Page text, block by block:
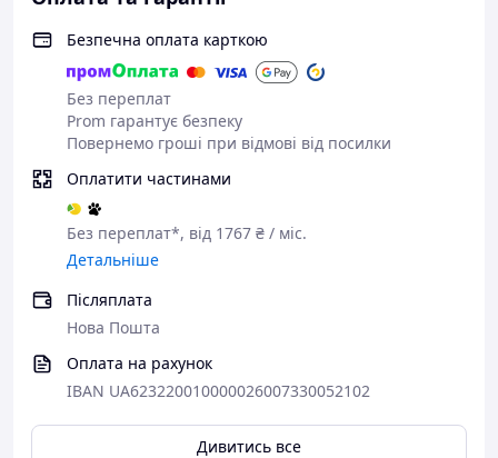
служити вам не менше 15 років.
Вигідність: менше затрат на купівлю,
встановлення, експлуатацію.
Автономність: незалежні від водо-,
електропостачання, коливань тиску в газовій
мережі, морозостійкі.
Продуманість: автоматика італійської фірми
До конвекторів АКОГ - безкоштовна доставка по
Україні! :-)Відправляємо до відділень національної
служби доставки Інтайм або Нова Пошта за наш
Безпечна оплата карткою
Без переплат
Prom гарантує безпеку
Повернемо гроші при відмові від посилки
Оплатити частинами
Без переплат*, від 1767 ₴ / міс.
Детальніше
Післяплата
Нова Пошта
Оплата на рахунок
IBAN UA623220010000026007330052102
Дивитись все